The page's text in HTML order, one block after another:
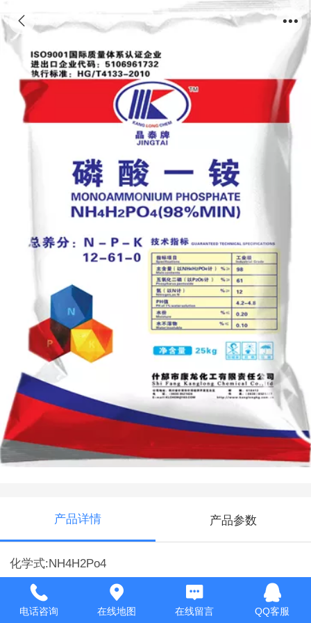
磷酸一铵
产品详情 产品参数
化学式:NH4H2Po4
中执行标准:HG/T4133-2010(工业级
电话咨询 在线地图 在线留言 QQ客服